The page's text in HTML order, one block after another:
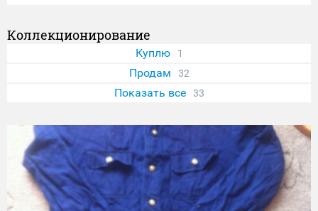
Коллекционирование
Куплю 1
Продам 32
Показать все 33